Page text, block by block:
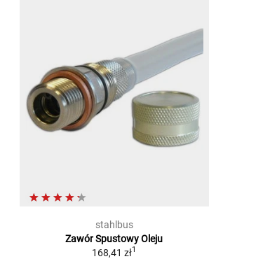
stahlbus
Zawór Spustowy Oleju
168,41 zł1